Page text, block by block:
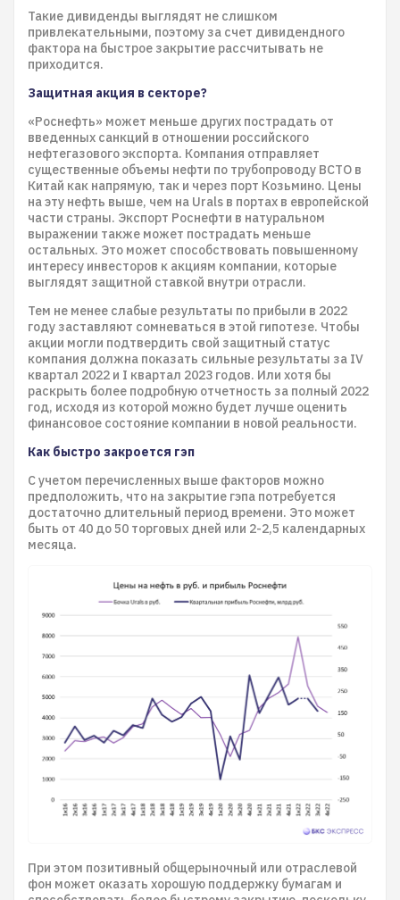
Такие дивиденды выглядят не слишком
привлекательными, поэтому за счет дивидендного
фактора на быстрое закрытие рассчитывать не
приходится.
Защитная акция в секторе?
«Роснефть» может меньше других пострадать от
введенных санкций в отношении российского
нефтегазового экспорта. Компания отправляет
существенные объемы нефти по трубопроводу ВСТО в
Китай как напрямую, так и через порт Козьмино. Цены
на эту нефть выше, чем на Urals в портах в европейской
части страны. Экспорт Роснефти в натуральном
выражении также может пострадать меньше
остальных. Это может способствовать повышенному
интересу инвесторов к акциям компании, которые
выглядят защитной ставкой внутри отрасли.
Тем не менее слабые результаты по прибыли в 2022
году заставляют сомневаться в этой гипотезе. Чтобы
акции могли подтвердить свой защитный статус
компания должна показать сильные результаты за IV
квартал 2022 и I квартал 2023 годов. Или хотя бы
раскрыть более подробную отчетность за полный 2022
год, исходя из которой можно будет лучше оценить
финансовое состояние компании в новой реальности.
Как быстро закроется гэп
С учетом перечисленных выше факторов можно
предположить, что на закрытие гэпа потребуется
достаточно длительный период времени. Это может
быть от 40 до 50 торговых дней или 2-2,5 календарных
месяца.
При этом позитивный общерыночный или отраслевой
фон может оказать хорошую поддержку бумагам и